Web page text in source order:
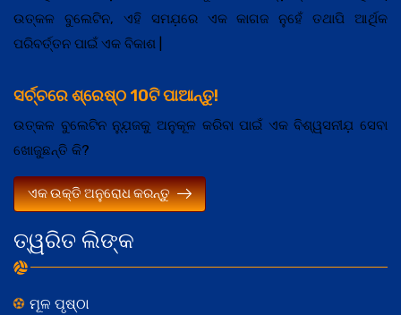
ତ୍ୱରିତ ଲିଙ୍କ
ମୂଳ ପୃଷ୍ଠା
ଉତ୍କଳ ବୁଲେଟିନ, ଏହି ସମଯ଼ରେ ଏକ କାଗଜ ନୁହେଁ ତଥାପି ଆର୍ଥିକ
ପରିବର୍ତ୍ତନ ପାଇଁ ଏକ ବିକାଶ |
ସର୍ଚ୍ଚରେ ଶ୍ରେଷ୍ଠ 10ଟି ପାଆନ୍ତୁ!
ଉତ୍କଳ ବୁଲେଟିନ ନ୍ଯ଼ୁଜକୁ ଅନୁକୂଳ କରିବା ପାଇଁ ଏକ ବିଶ୍ୱସନୀଯ଼ ସେବା
ଖୋଜୁଛନ୍ତି କି?
ଏକ ଉକ୍ତି ଅନୁରୋଧ କରନ୍ତୁ